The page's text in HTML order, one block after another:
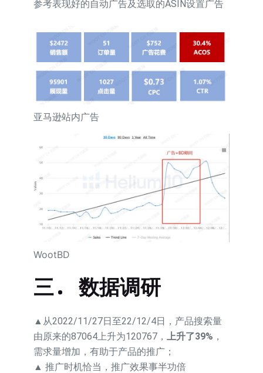
参考表现好的自动广告及选取的ASIN设置广告
亚马逊站内广告
WootBD
三. 数据调研
▲从2022/11/27日至22/12/4日，产品搜索量
由原来的87064上升为120767， 上升了39% ，
需求量增加，有助于产品的推广；
▲ 推广时机恰当，推广效果事半功倍